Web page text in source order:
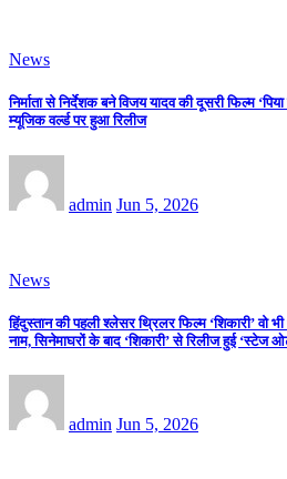
News
निर्माता से निर्देशक बने विजय यादव की दूसरी फिल्म
म्यूजिक वर्ल्ड पर हुआ रिलीज
admin Jun 5, 2026
News
हिंदुस्तान की पहली श्लेसर थ्रिलर फिल्म ‘शिकारी’ वो
नाम, सिनेमाघरों के बाद ‘शिकारी’ से रिलीज हुई ‘स्टेज
admin Jun 5, 2026